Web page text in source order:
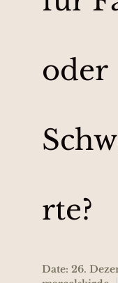
oder
rte?
Date: 26.